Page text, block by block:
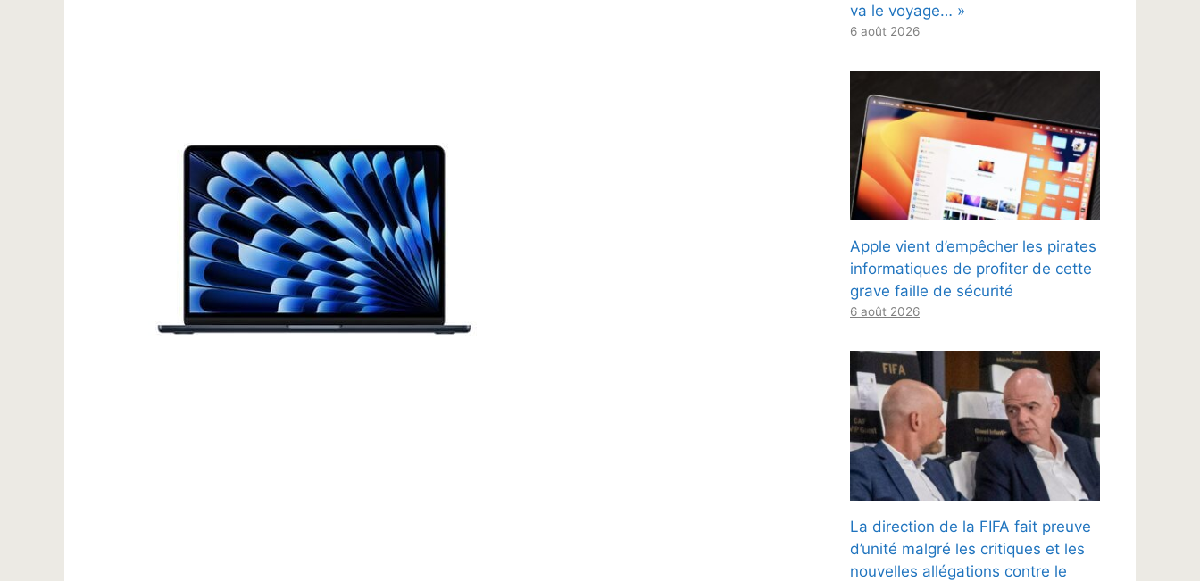
va le voyage… »
6 août 2026
Apple vient d’empêcher les pirates
informatiques de profiter de cette
grave faille de sécurité
6 août 2026
La direction de la FIFA fait preuve
d’unité malgré les critiques et les
nouvelles allégations contre le